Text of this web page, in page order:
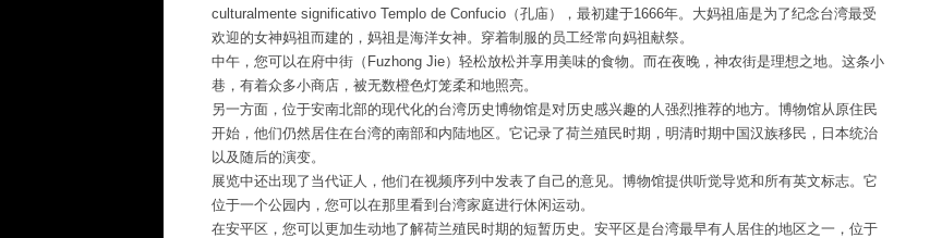
culturalmente significativo Templo de Confucio（孔庙），最初建于1666年。大妈祖庙是为了纪念台湾最受
欢迎的女神妈祖而建的，妈祖是海洋女神。穿着制服的员工经常向妈祖献祭。
中午，您可以在府中街（Fuzhong Jie）轻松放松并享用美味的食物。而在夜晚，神农街是理想之地。这条小
巷，有着众多小商店，被无数橙色灯笼柔和地照亮。
另一方面，位于安南北部的现代化的台湾历史博物馆是对历史感兴趣的人强烈推荐的地方。博物馆从原住民
开始，他们仍然居住在台湾的南部和内陆地区。它记录了荷兰殖民时期，明清时期中国汉族移民，日本统治
以及随后的演变。
展览中还出现了当代证人，他们在视频序列中发表了自己的意见。博物馆提供听觉导览和所有英文标志。它
位于一个公园内，您可以在那里看到台湾家庭进行休闲运动。
在安平区，您可以更加生动地了解荷兰殖民时期的短暂历史。安平区是台湾最早有人居住的地区之一，位于